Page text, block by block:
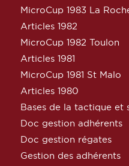
MicroCup 1983 La
Articles 1982
MicroCup 1982 Toulon
Articles 1981
MicroCup 1981 St Malo
Articles 1980
Bases de la tactique et
Doc gestion adhérents
Doc gestion régates
Gestion des adhérents